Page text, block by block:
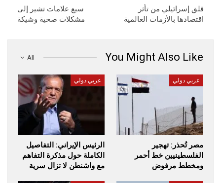
قلق إسرائيلي من تأثر
اقتصادها بالأزمات العالمية
سبع علامات تشير إلى
مشكلات صحية وشيكة
All You Might Also Like
عربي دولي
مصر تُحذر: تهجير
الفلسطينيين خط أحمر
ومخطط مرفوض
عربي دولي
الرئيس الإيراني: التفاصيل
الكاملة حول مذكرة التفاهم
مع واشنطن لا تزال سرية